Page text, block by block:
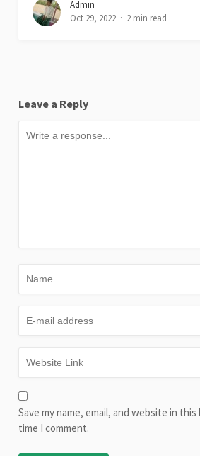
Admin
Oct 29, 2022
2 min read
Leave a Reply
Save my name, email, and website in
time I comment.